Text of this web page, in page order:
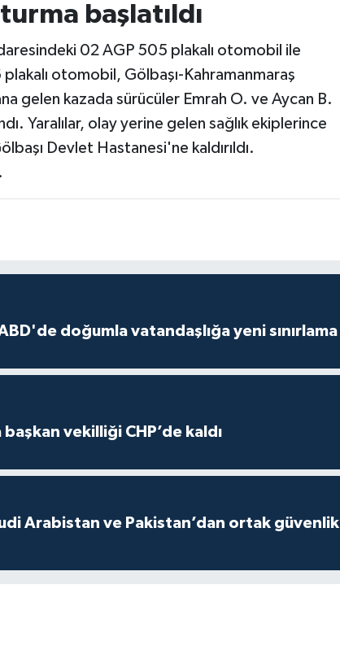
başlatıldı
02 AGP 505 plakalı otomobil ile
otomobil, Gölbaşı-Kahramanmaraş
gelen kazada sürücüler Emrah O. ve Aycan B.
Yaralılar, olay yerine gelen sağlık ekiplerince
Devlet Hastanesi'ne kaldırıldı.
doğumla vatandaşlığa yeni sınırlama
başkan vekilliği CHP’de kaldı
Arabistan ve Pakistan’dan ortak güvenlik